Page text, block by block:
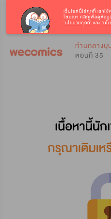
ท่ามกลางบุ
ตอนที่ 35 -
เว็บไซต์นี้ใช้คุกกี้ เราใ
โฆษณา คลิกเพื่อดูข้อมู
‘นโยบายคุกกี้’ และ ‘นโ